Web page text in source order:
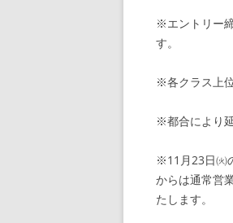
※エントリー
す。
※各クラス上
※都合により
※11月23日㈫
からは通常営
たします。